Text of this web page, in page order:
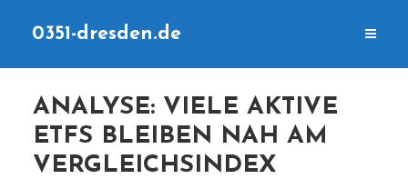
0351-dresden.de
ANALYSE: VIELE AKTIVE
ETFS BLEIBEN NAH AM
VERGLEICHSINDEX